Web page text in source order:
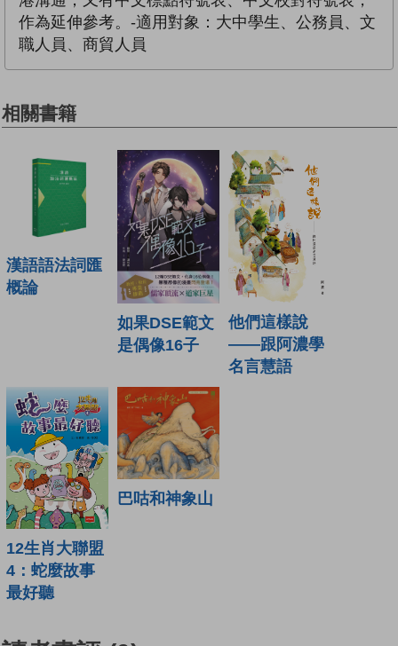
作為延伸參考。-適用對象：大中學生、公務員、文
職人員、商貿人員
相關書籍
漢語語法詞匯
概論
如果DSE範文
是偶像16子
他們這樣說
——跟阿濃學
名言慧語
12生肖大聯盟
4：蛇麼故事
最好聽
巴咕和神象山